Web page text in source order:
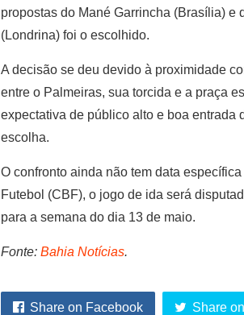
propostas do Mané Garrincha (Brasília) e
(Londrina) foi o escolhido.
A decisão se deu devido à proximidade
entre o Palmeiras, sua torcida e a praça
expectativa de público alto e boa entrada
escolha.
O confronto ainda não tem data
Futebol (CBF), o jogo de ida será
para a semana do dia 13 de maio.
Fonte: Bahia Notícias.
Share on Facebook Share